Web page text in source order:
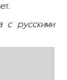
с русскими